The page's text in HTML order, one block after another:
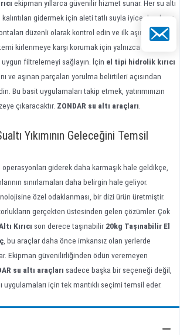
ekipman yıllarca güvenilir hizmet sunar. Her su altı
gidermek için aleti tatlı suyla iyice durulayın.
düzenli olarak kontrol edin ve ilk aşınma
kirlenmeye karşı korumak için yalnızca önerilen
uygun filtrelemeyi sağlayın. İçin el tipi hidrolik kırıcı
ve aşınan parçaları yorulma belirtileri açısından
Bu basit uygulamaları takip etmek, yatırımınızın
çıkaracaktır. ZONDAR su altı araçları
Yıkımının Geleceğini Temsil
giderek daha karmaşık hale geldikçe,
sınırlamaları daha belirgin hale geliyor.
özel odaklanması, bir dizi ürün üretmiştir.
gerçekten üstesinden gelen çözümler. Çok
Kırıcı son derece taşınabilir 20kg Taşınabilir El
, bu araçlar daha önce imkansız olan yerlerde
Ekipman güvenilirliğinden ödün veremeyen
su altı araçları sadece başka bir seçeneği değil,
uygulamaları için tek mantıklı seçimi temsil eder.
E-posta